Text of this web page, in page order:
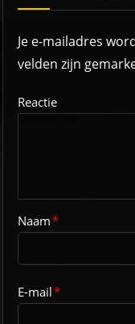
Je e-mailadres
velden zijn
Reactie
Naam*
E-mail*